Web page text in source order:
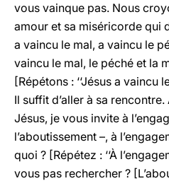
vous vainque pas. Nous
amour et sa miséricorde qui
a vaincu le mal, a vaincu le
vaincu le mal, le péché et la
[Répétons : ‘‘Jésus a
Il suffit d’aller à sa
Jésus, je vous invite à
l’aboutissement –, à
quoi ? [Répétez : ‘‘À
vous pas rechercher ?